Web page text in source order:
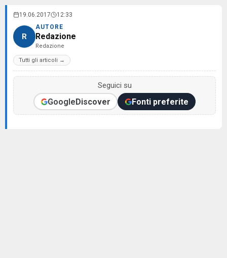
19.06.2017 12:33
R
AUTORE
Redazione
Redazione
Tutti gli articoli →
Seguici su
GoogleDiscover Fonti preferite